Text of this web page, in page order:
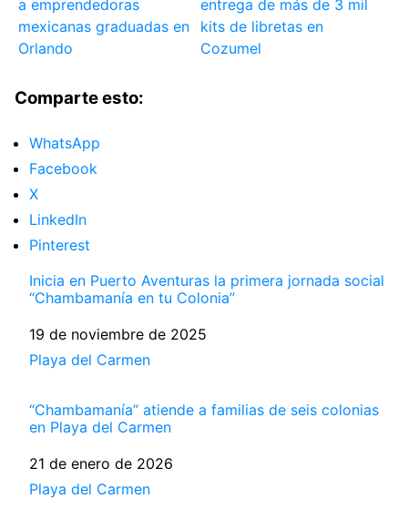
a emprendedoras
mexicanas graduadas en
Orlando
entrega de más de 3 mil
kits de libretas en
Cozumel
Comparte esto:
WhatsApp
Facebook
X
LinkedIn
Pinterest
Inicia en Puerto Aventuras la primera jornada social
“Chambamanía en tu Colonia”
Fecha
19 de noviembre de 2025
Respecto a
Playa del Carmen
“Chambamanía” atiende a familias de seis colonias
en Playa del Carmen
Fecha
21 de enero de 2026
Respecto a
Playa del Carmen